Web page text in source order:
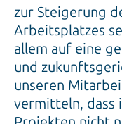
zur Steigerung
Arbeitsplatzes
allem auf eine
und
unseren
vermitteln, dass